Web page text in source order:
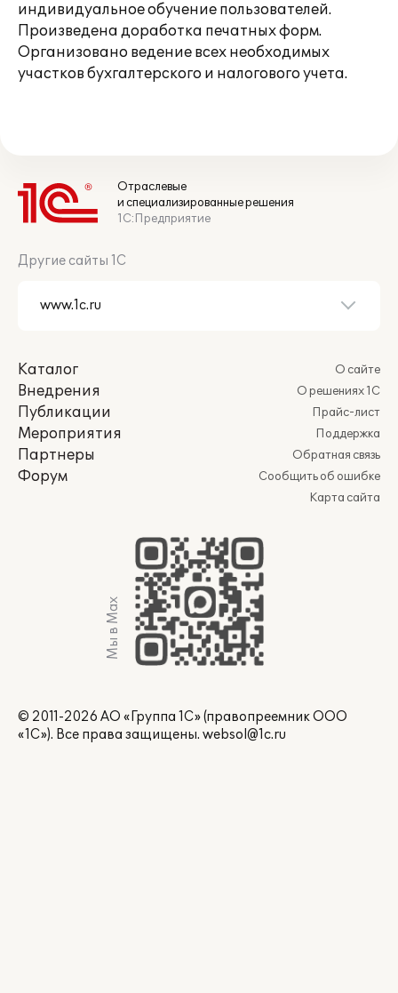
индивидуальное обучение пользователей.
Произведена доработка печатных форм.
Организовано ведение всех необходимых
участков бухгалтерского и налогового учета.
Отраслевые
и специализированные решения
1С:Предприятие
Другие сайты 1С
Каталог
Внедрения
Публикации
Мероприятия
Партнеры
Форум
О сайте
О решениях 1С
Прайс-лист
Поддержка
Обратная связь
Сообщить об ошибке
Карта сайта
Мы в Max
© 2011-2026 АО «Группа 1С» (правопреемник ООО
«1С»). Все права защищены. websol@1c.ru